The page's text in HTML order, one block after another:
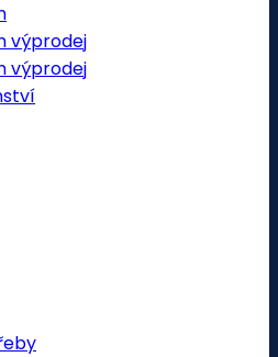
výprodej
výprodej